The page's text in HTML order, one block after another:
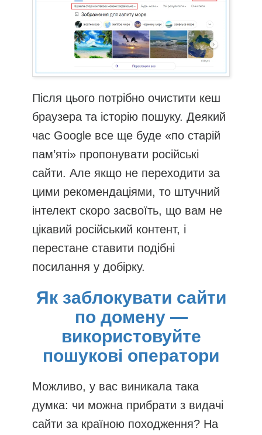
Після цього потрібно очистити кеш
браузера та історію пошуку. Деякий
час Google все ще буде «по старій
пам’яті» пропонувати російські
сайти. Але якщо не переходити за
цими рекомендаціями, то штучний
інтелект скоро засвоїть, що вам не
цікавий російський контент, і
перестане ставити подібні
посилання у добірку.
Як заблокувати сайти
по домену —
використовуйте
пошукові оператори
Можливо, у вас виникала така
думка: чи можна прибрати з видачі
сайти за країною походження? На